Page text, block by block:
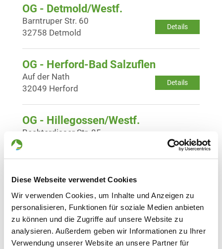
Diese Webseite verwendet Cookies
Wir verwenden Cookies, um Inhalte und Anzeigen zu
personalisieren, Funktionen für soziale Medien anbieten
zu können und die Zugriffe auf unsere Website zu
analysieren. Außerdem geben wir Informationen zu Ihrer
Verwendung unserer Website an unsere Partner für
OG - Detmold/Westf.
Details
Barntruper Str. 60
32758 Detmold
OG - Herford-Bad Salzuflen
Details
Auf der Nath
32049 Herford
OG - Hillegossen/Westf.
Details
Bechterdisser Str. 85
OG - Kalletal
Details
32689 Kalletal
OG - Lemgo
Rintelnerstrasse 136